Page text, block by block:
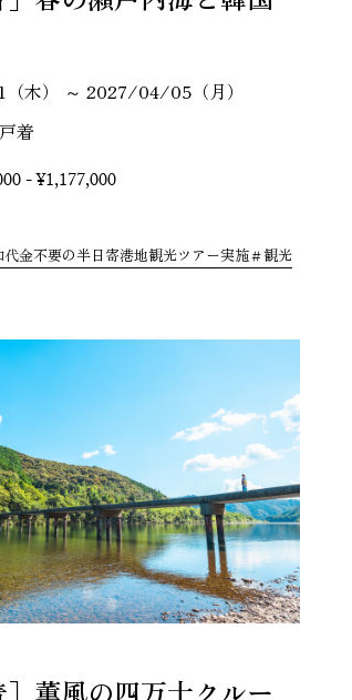
木） ～ 2027/04/05（月）
着
- ¥1,177,000
金不要の半日寄港地観光ツアー実施
観光
］薫風の四万十クルー